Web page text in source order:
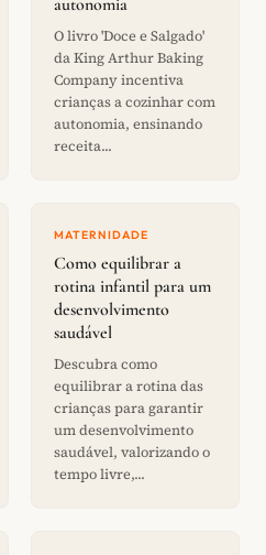
O livro 'Doce e Salgado'
da King Arthur Baking
Company incentiva
crianças a cozinhar com
autonomia, ensinando
receita...
MATERNIDADE
Como equilibrar a
rotina infantil para um
desenvolvimento
saudável
Descubra como
equilibrar a rotina das
crianças para garantir
um desenvolvimento
saudável, valorizando o
tempo livre,...